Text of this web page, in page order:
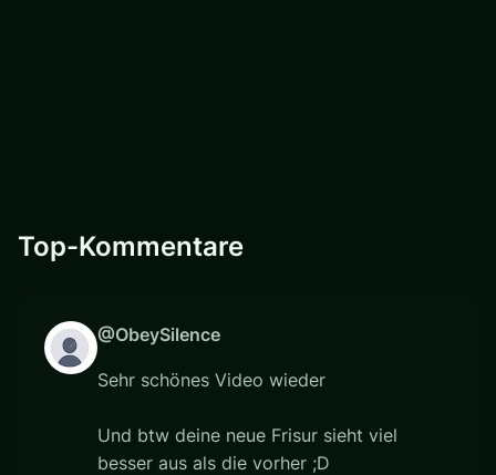
Top-Kommentare
@ObeySilence
Sehr schönes Video wieder
Und btw deine neue Frisur sieht viel
besser aus als die vorher ;D